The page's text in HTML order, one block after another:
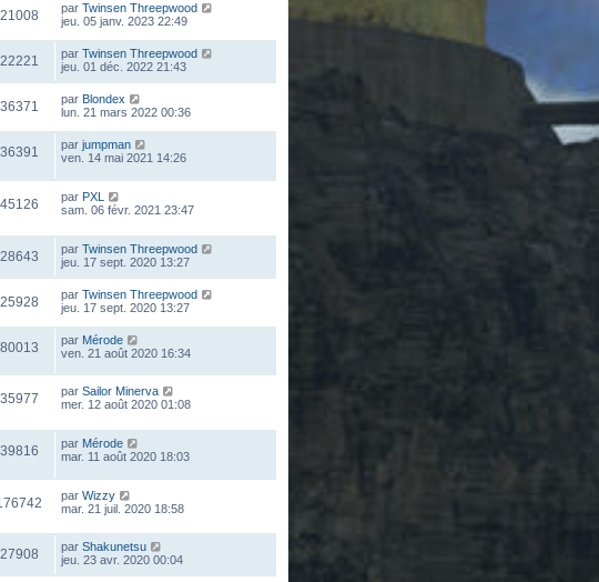
21008 par Twinsen Threepwood
jeu. 05 janv. 2023 22:49
22221 par Twinsen Threepwood
jeu. 01 déc. 2022 21:43
36371 par Blondex
lun. 21 mars 2022 00:36
36391 par jumpman
ven. 14 mai 2021 14:26
45126 par PXL
sam. 06 févr. 2021 23:47
28643 par Twinsen Threepwood
jeu. 17 sept. 2020 13:27
25928 par Twinsen Threepwood
jeu. 17 sept. 2020 13:27
80013 par Mérode
ven. 21 août 2020 16:34
35977 par Sailor Minerva
mer. 12 août 2020 01:08
39816 par Mérode
mar. 11 août 2020 18:03
par Wizzy
mar. 21 juil. 2020 18:58
27908 par Shakunetsu
jeu. 23 avr. 2020 00:04